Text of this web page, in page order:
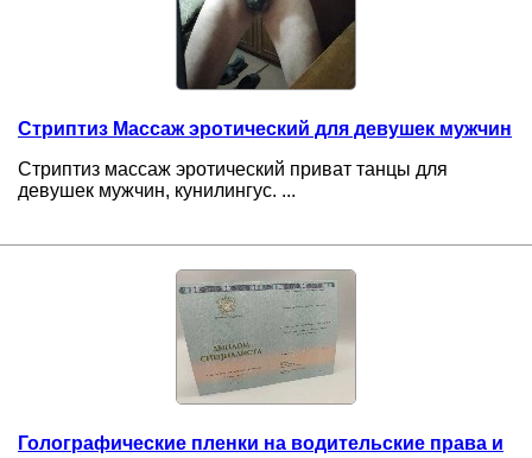
Стриптиз Массаж эротический для девушек мужчин
Стриптиз массаж эротический приват танцы для
девушек мужчин, кунилингус. ...
Голографические пленки на водительские права и